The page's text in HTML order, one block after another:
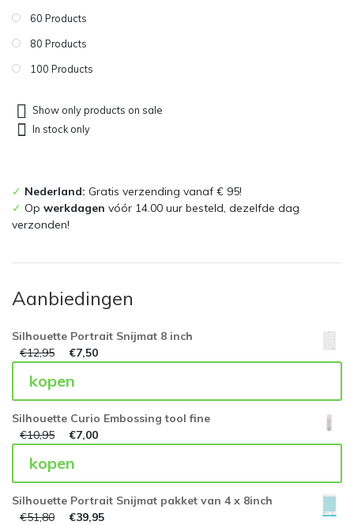
60 Products
80 Products
100 Products
Show only products on sale
In stock only
✓ Nederland: Gratis verzending vanaf € 95!
✓ Op werkdagen vóór 14.00 uur besteld, dezelfde dag
verzonden!
Aanbiedingen
Silhouette Portrait Snijmat 8 inch
€12,95 €7,50
kopen
Silhouette Curio Embossing tool fine
€10,95 €7,00
kopen
Silhouette Portrait Snijmat pakket van 4 x 8inch
€51,80 €39,95